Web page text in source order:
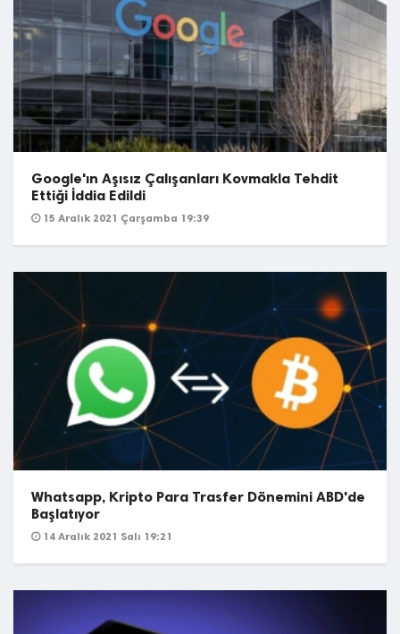
Google'ın Aşısız Çalışanları Kovmakla Tehdit
Ettiği İddia Edildi
15 Aralık 2021 Çarşamba 19:39
Whatsapp, Kripto Para Trasfer Dönemini ABD'de
Başlatıyor
14 Aralık 2021 Salı 19:21